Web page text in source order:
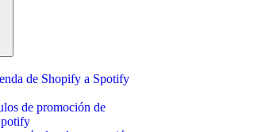
de Shopify a Spotify
de promoción de